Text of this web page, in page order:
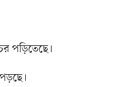
পড়িতেছে।